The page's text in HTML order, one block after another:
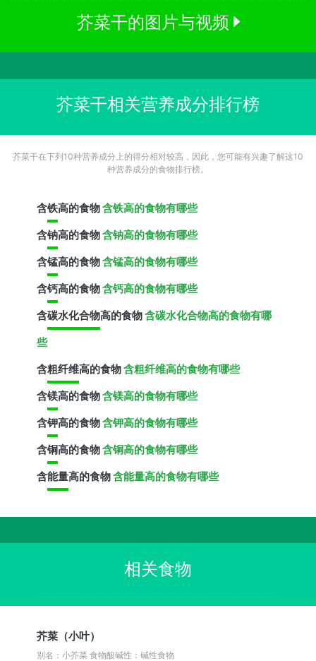
芥菜干的图片与视频
芥菜干相关营养成分排行榜
芥菜干在下列10种营养成分上的得分相对较高，因此，您可能有兴趣了解这10
种营养成分的食物排行榜。
含铁高的食物含铁高的食物有哪些
含钠高的食物含钠高的食物有哪些
含锰高的食物含锰高的食物有哪些
含钙高的食物含钙高的食物有哪些
含碳水化合物高的食物含碳水化合物高的食物有哪
些
含粗纤维高的食物含粗纤维高的食物有哪些
含镁高的食物含镁高的食物有哪些
含钾高的食物含钾高的食物有哪些
含铜高的食物含铜高的食物有哪些
含能量高的食物含能量高的食物有哪些
相关食物
芥菜（小叶）
别名：小芥菜食物酸碱性：碱性食物